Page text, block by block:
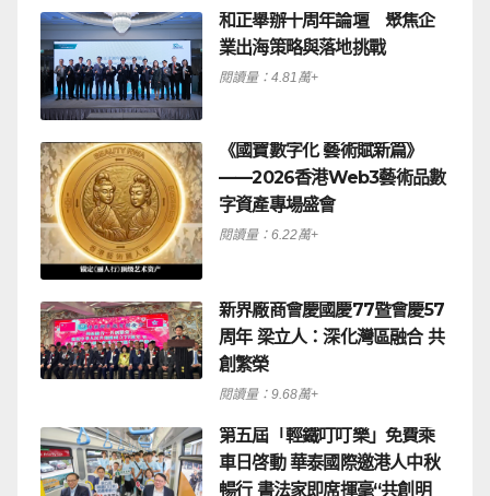
和正舉辦十周年論壇 聚焦企
業出海策略與落地挑戰
閱讀量：4.81萬+
《國寶數字化 藝術賦新篇》
——2026香港Web3藝術品數
字資產專場盛會
閱讀量：6.22萬+
新界廠商會慶國慶77暨會慶57
周年 梁立人：深化灣區融合 共
創繁榮
閱讀量：9.68萬+
第五屆「輕鐵叮叮樂」免費乘
車日啓動 華泰國際邀港人中秋
暢行 書法家即席揮毫“共創明